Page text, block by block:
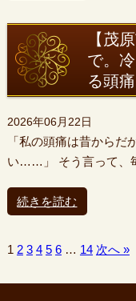
【茂
で。
る頭
2026年06月22日
「私の頭痛は昔からだ
い……」 そう言って、
続きを読む
1 2 3 4 5 6 … 14 次へ »